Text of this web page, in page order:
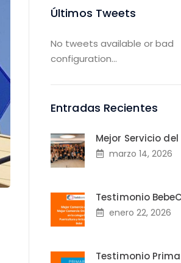
Últimos Tweets
No tweets available or bad
configuration...
Entradas Recientes
Mejor Servicio
marzo 14, 2026
Testimonio
enero 22, 2026
Testimonio